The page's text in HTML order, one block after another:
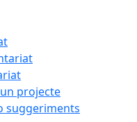
projecte
suggeriments